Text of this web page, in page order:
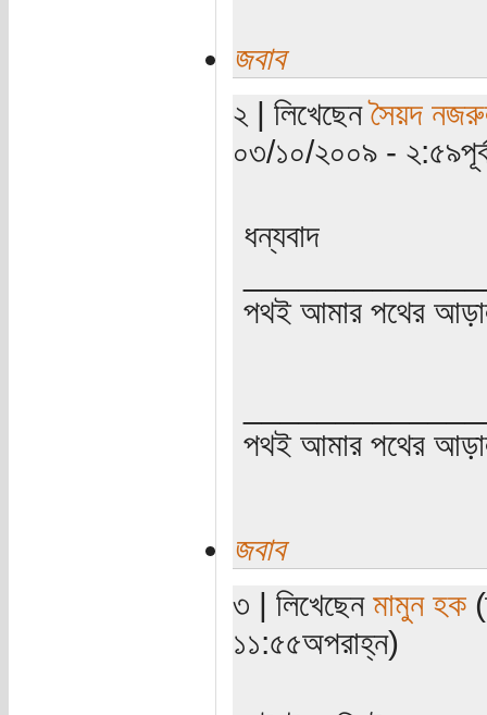
জবাব
২ | লিখেছেনসৈয়দ
০৩/১০/২০০৯ -
ধন্যবাদ
পথই আমার পথের
পথই আমার পথের
জবাব
৩ | লিখেছেন মামুন হক
১১:৫৫অপরাহ্ন)